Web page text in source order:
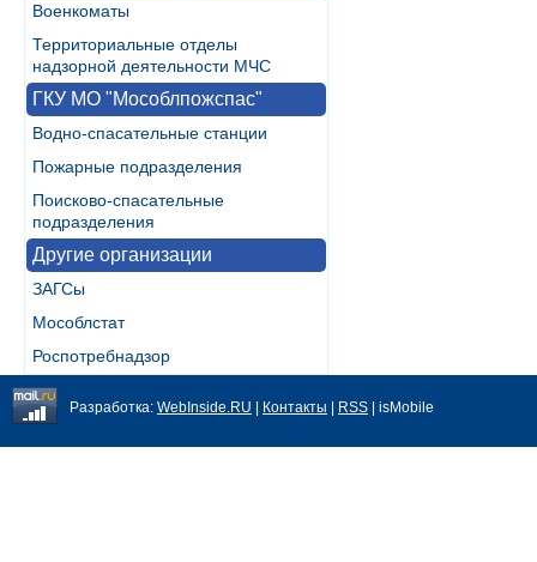
Военкоматы
Территориальные отделы
надзорной деятельности МЧС
ГКУ МО "Мособлпожспас"
Водно-спасательные станции
Пожарные подразделения
Поисково-спасательные
подразделения
Другие организации
ЗАГСы
Мособлстат
Роспотребнадзор
Разработка: WebInside.RU Контакты RSS | isMobile